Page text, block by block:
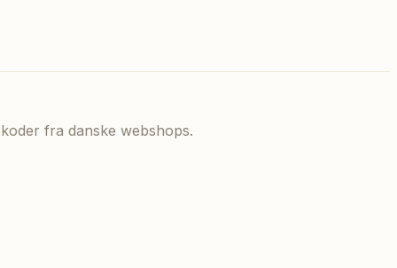
fra danske webshops.